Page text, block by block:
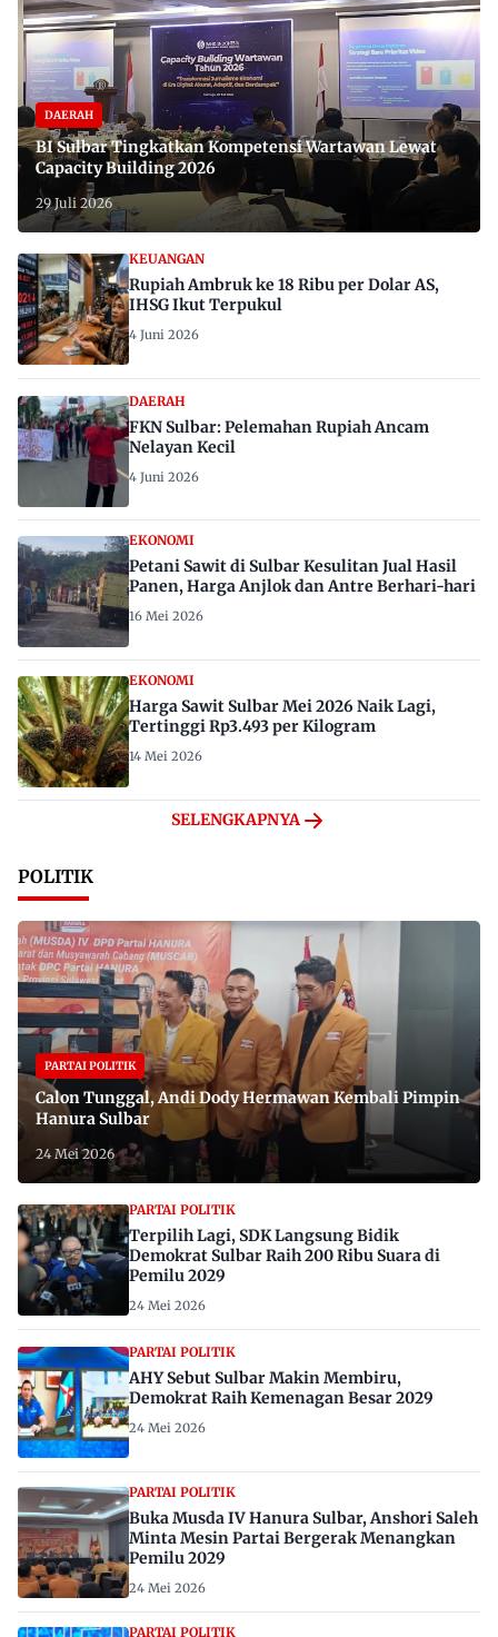
DAERAH
BI Sulbar Tingkatkan Kompetensi Wartawan Lewat
Capacity Building 2026
29 Juli 2026
KEUANGAN
Rupiah Ambruk ke 18 Ribu per Dolar AS,
IHSG Ikut Terpukul
4 Juni 2026
DAERAH
FKN Sulbar: Pelemahan Rupiah Ancam
Nelayan Kecil
4 Juni 2026
EKONOMI
Petani Sawit di Sulbar Kesulitan Jual Hasil
Panen, Harga Anjlok dan Antre Berhari-hari
16 Mei 2026
EKONOMI
Harga Sawit Sulbar Mei 2026 Naik Lagi,
Tertinggi Rp3.493 per Kilogram
14 Mei 2026
SELENGKAPNYA
POLITIK
PARTAI POLITIK
Calon Tunggal, Andi Dody Hermawan Kembali Pimpin
Hanura Sulbar
24 Mei 2026
PARTAI POLITIK
Terpilih Lagi, SDK Langsung Bidik
Demokrat Sulbar Raih 200 Ribu Suara di
Pemilu 2029
24 Mei 2026
PARTAI POLITIK
AHY Sebut Sulbar Makin Membiru,
Demokrat Raih Kemenagan Besar 2029
24 Mei 2026
PARTAI POLITIK
Buka Musda IV Hanura Sulbar, Anshori Saleh
Minta Mesin Partai Bergerak Menangkan
Pemilu 2029
24 Mei 2026
PARTAI POLITIK